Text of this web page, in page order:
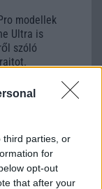
third parties, or
for
opt-out
that after your
modellek
Ultra is
szóló
hat
könnyíti
pedig az
kínál,